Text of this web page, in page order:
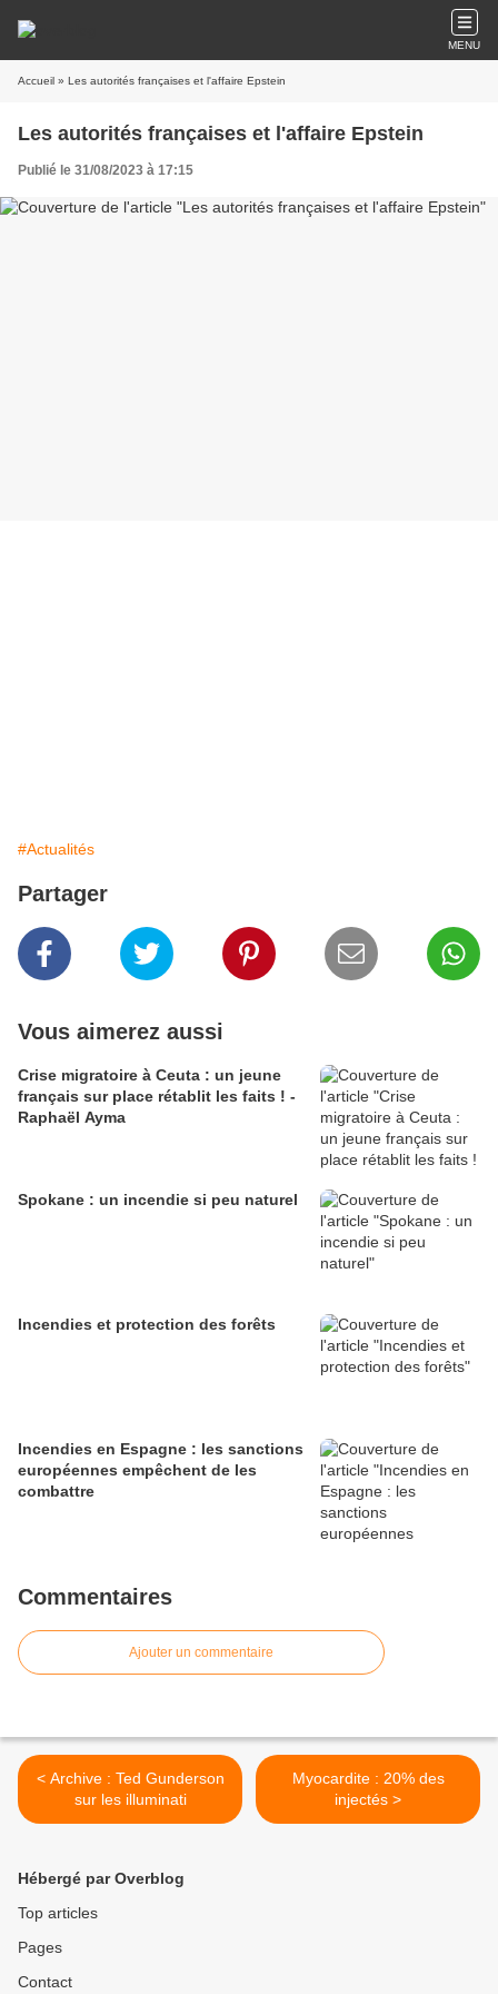
MENU
Accueil » Les autorités françaises et l'affaire Epstein
Les autorités françaises et l'affaire Epstein
Publié le 31/08/2023 à 17:15
#Actualités
Partager
Vous aimerez aussi
Crise migratoire à Ceuta : un jeune
français sur place rétablit les faits ! -
Raphaël Ayma
Spokane : un incendie si peu naturel
Incendies et protection des forêts
Incendies en Espagne : les sanctions
européennes empêchent de les
combattre
Commentaires
Ajouter un commentaire
< Archive : Ted Gunderson
sur les illuminati
Myocardite : 20% des
injectés >
Hébergé par Overblog
Top articles
Pages
Contact